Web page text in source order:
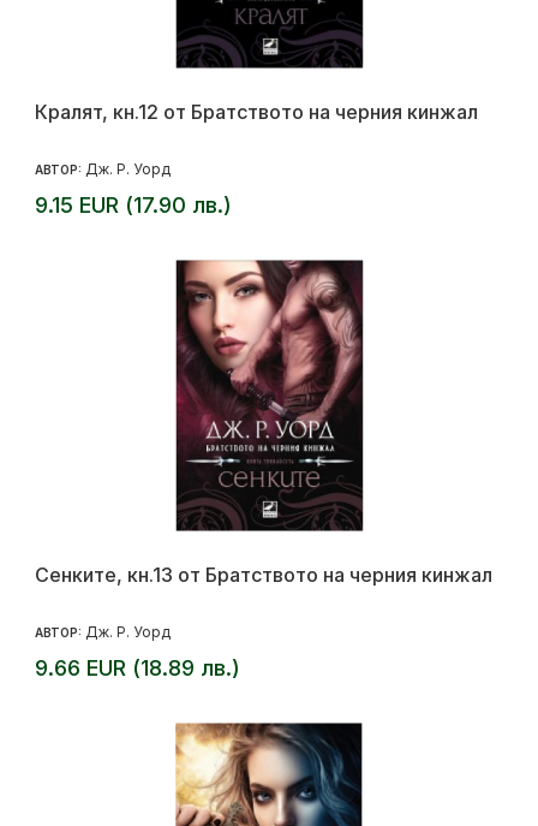
Кралят, кн.12 от Братството на черния кинжал
АВТОР: Дж. Р. Уорд
9.15 EUR (17.90 лв.)
Сенките, кн.13 от Братството на черния кинжал
АВТОР: Дж. Р. Уорд
9.66 EUR (18.89 лв.)